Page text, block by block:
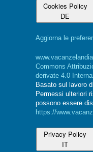
Cookies Policy
DE
Aggiorna le
Commons
derivate 4.0
Basato sul lavoro di
Permessi ulteriori
possono essere
https://
Privacy Policy
IT